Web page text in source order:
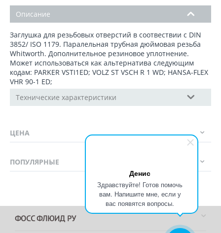
Денис
Здравствуйте! Готов помочь
вам. Напишите мне, если у
вас появятся вопросы.
Описание
Заглушка для резьбовых отверстий в соотвествии с DIN
3852/ ISO 1179. Паралельная трубная дюймовая резьба
Whitworth. Дополнительное резиновое уплотнение.
Может использоваться как альтернатива следующим
кодам: PARKER VSTI1ED; VOLZ ST VSCH R 1 WD; HANSA-FLEX
VHR 90-1 ED;
Технические характеристики
ЦЕНА
ПОПУЛЯРНЫЕ
ФОСС ФЛЮИД РУ